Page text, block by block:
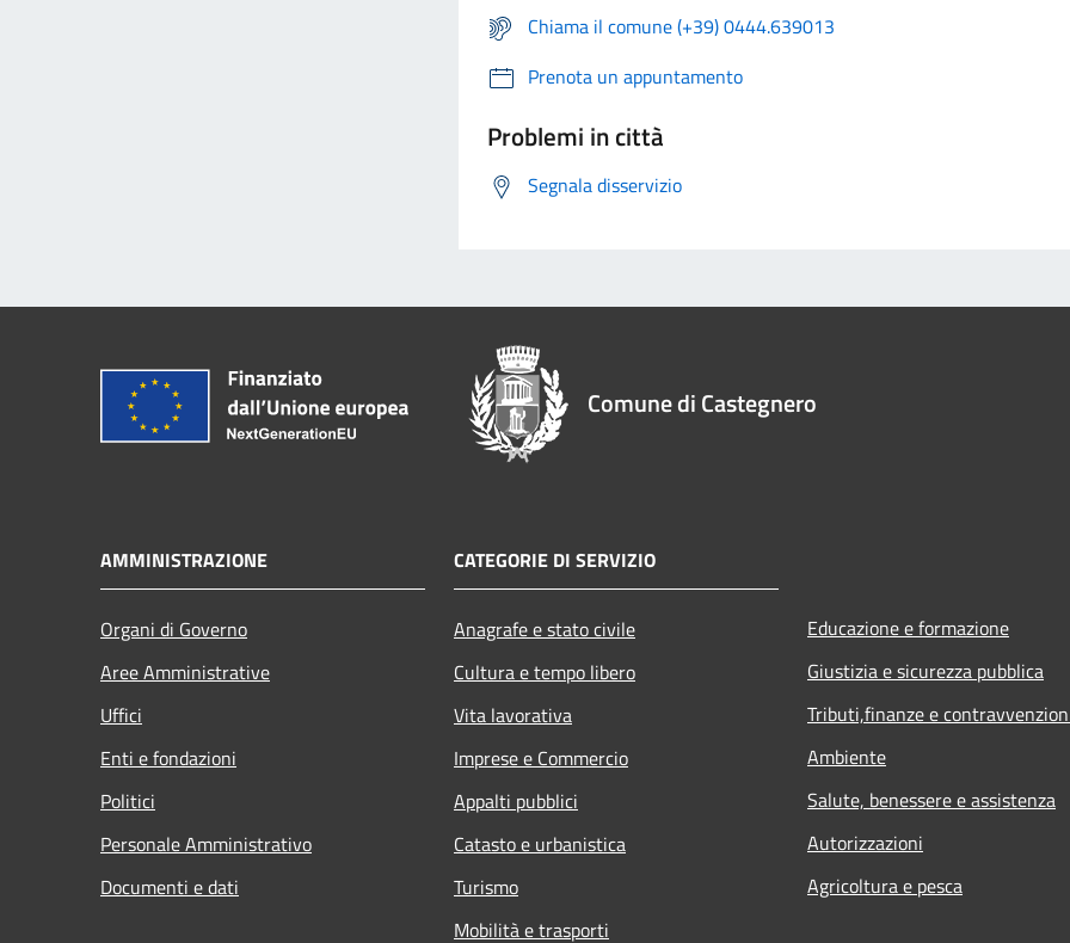
Chiama il comune (+39) 0444.639013
Prenota un appuntamento
Problemi in città
Segnala disservizio
Comune di Castegnero
AMMINISTRAZIONE
Organi di Governo
Aree Amministrative
Uffici
Enti e fondazioni
Politici
Personale Amministrativo
Documenti e dati
CATEGORIE DI SERVIZIO
Anagrafe e stato civile
Cultura e tempo libero
Vita lavorativa
Imprese e Commercio
Appalti pubblici
Catasto e urbanistica
Turismo
Mobilità e trasporti
Educazione e formazione
Giustizia e sicurezza pubblica
Tributi,finanze e
Ambiente
Salute, benessere e assistenza
Autorizzazioni
Agricoltura e pesca